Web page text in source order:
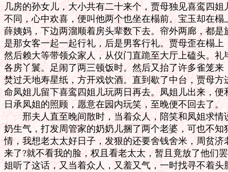
几房的孙女儿，大小共有二十来个，贾母独见喜鸾四
不同，心中欢喜，便叫他两个也坐在榻前。宝玉却在
薛姨妈，下边两溜顺着房头辈数下去。帘外两廊，都
是那女客一起一起行礼，后是男客行礼。贾母歪在榻上
然后赖大等带领众家人，从仪门直跪至大厅上磕头。
各房丫鬟。足闹了两三顿饭时。然后又抬了许多雀笼
焚过天地寿星纸，方开戏饮酒。直到歇了中台，贾母
命凤姐儿留下喜鸾四姐儿玩两日再去。凤姐儿出来，
日承凤姐的照顾，愿意在园内玩笑，至晚便不回去了。
邢夫人直至晚间散时，当着众人，陪笑和凤姐求情
奶生气，打发周管家的奶奶儿捆了两个老婆，可也不知
情，我想老太太好日子，发狠的还要舍钱舍米，周贫
来了?就不看我的脸，权且看老太太，暂且竟放了他们
姐听了这话，又当着众人，又羞又气，一时找寻不着